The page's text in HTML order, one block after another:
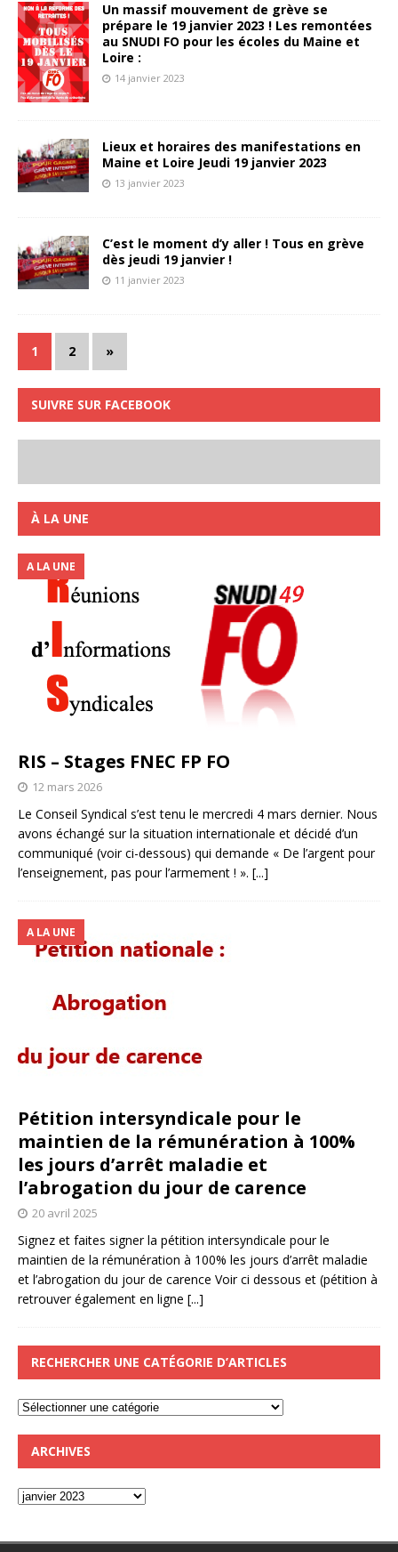
Un massif mouvement de grève se
prépare le 19 janvier 2023 ! Les remontées
au SNUDI FO pour les écoles du Maine et
Loire :
14 janvier 2023
Lieux et horaires des manifestations en
Maine et Loire Jeudi 19 janvier 2023
13 janvier 2023
C’est le moment d’y aller ! Tous en grève
dès jeudi 19 janvier !
11 janvier 2023
1 2 »
SUIVRE SUR FACEBOOK
À LA UNE
RIS – Stages FNEC FP FO
A LA UNE
12 mars 2026
Le Conseil Syndical s’est tenu le mercredi 4 mars dernier. Nous
avons échangé sur la situation internationale et décidé d’un
communiqué (voir ci-dessous) qui demande « De l’argent pour
l’enseignement, pas pour l’armement ! ». [...]
Pétition intersyndicale pour le
maintien de la rémunération à 100%
les jours d’arrêt maladie et
l’abrogation du jour de carence
A LA UNE
20 avril 2025
Signez et faites signer la pétition intersyndicale pour le
maintien de la rémunération à 100% les jours d’arrêt maladie
et l’abrogation du jour de carence Voir ci dessous et (pétition à
retrouver également en ligne [...]
RECHERCHER UNE CATÉGORIE D’ARTICLES
ARCHIVES